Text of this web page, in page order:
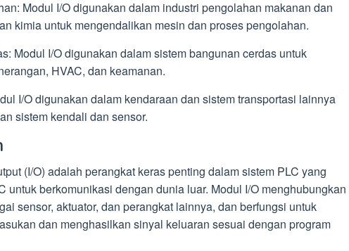
Modul I/O digunakan dalam industri pengolahan makanan dan
kimia untuk mengendalikan mesin dan proses pengolahan.
Modul I/O digunakan dalam sistem bangunan cerdas untuk
HVAC, dan keamanan.
I/O digunakan dalam kendaraan dan sistem transportasi lainnya
sistem kendali dan sensor.
(I/O) adalah perangkat keras penting dalam sistem PLC yang
untuk berkomunikasi dengan dunia luar. Modul I/O menghubungkan
sensor, aktuator, dan perangkat lainnya, dan berfungsi untuk
dan menghasilkan sinyal keluaran sesuai dengan program